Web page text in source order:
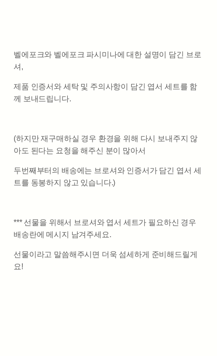
벨에포크와 벨에포크 파시미나에 대한 설명이 담긴 브로
셔,
제품 인증서와 세탁 및 주의사항이 담긴 엽서 세트를 함
께 보내드립니다.
(하지만 재구매하실 경우 환경을 위해 다시 보내주지 않
아도 된다는 요청을 해주신 분이 많아서
두번째부터의 배송에는 브로셔와 인증서가 담긴 엽서 세
트를 동봉하지 않고 있습니다.)
*** 선물을 위해서 브로셔와 엽서 세트가 필요하신 경우
배송란에 메시지 남겨주세요.
선물이라고 말씀해주시면 더욱 섬세하게 준비해드릴게
요!